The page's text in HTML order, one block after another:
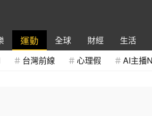
運動 全球 財經 生活
台灣前線 心理假 AI主播